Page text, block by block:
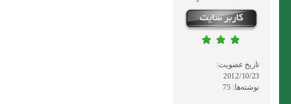
تاریخ عضویت:
2012/10/23
نوشته‌ها: 75